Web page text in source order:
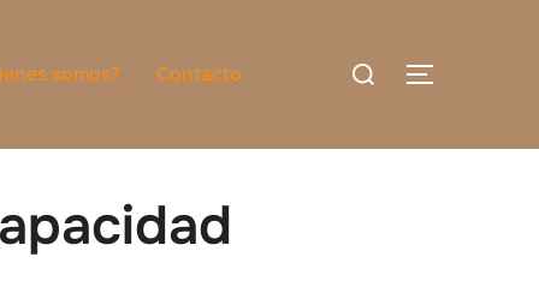
somos? Contacto
Buscar: